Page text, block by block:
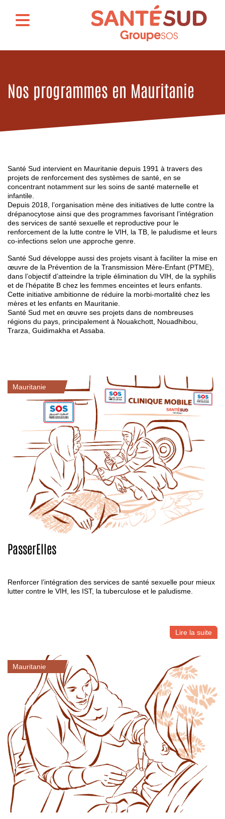
Nos programmes en Mauritanie
Santé Sud intervient en Mauritanie depuis 1991 à travers des
projets de renforcement des systèmes de santé, en se
concentrant notamment sur les soins de santé maternelle et
infantile.
Depuis 2018, l’organisation mène des initiatives de lutte contre la
drépanocytose ainsi que des programmes favorisant l’intégration
des services de santé sexuelle et reproductive pour le
renforcement de la lutte contre le VIH, la TB, le paludisme et leurs
co-infections selon une approche genre.
Santé Sud développe aussi des projets visant à faciliter la mise en
œuvre de la Prévention de la Transmission Mère-Enfant (PTME),
dans l’objectif d’atteindre la triple élimination du VIH, de la syphilis
et de l’hépatite B chez les femmes enceintes et leurs enfants.
Cette initiative ambitionne de réduire la morbi-mortalité chez les
mères et les enfants en Mauritanie.
Santé Sud met en œuvre ses projets dans de nombreuses
régions du pays, principalement à Nouakchott, Nouadhibou,
Trarza, Guidimakha et Assaba.
Mauritanie
PasserElles
Renforcer l’intégration des services de santé sexuelle pour mieux
lutter contre le VIH, les IST, la tuberculose et le paludisme.
Lire la suite
Mauritanie